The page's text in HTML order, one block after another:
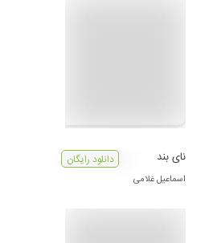
نای بند
اسماعیل غلامی
دانلود رایگان